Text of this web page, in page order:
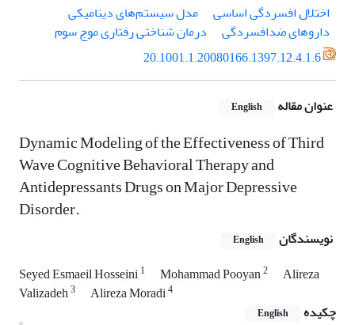
اختلال افسردگی اساسی
مدل سیستم‌های دینامیکی
داروهای ضد‌افسردگی
درمان شناختی رفتاری موج سوم
20.1001.1.20080166.1397.12.4.1.6
عنوان مقاله English
Dynamic Modeling of the Effectiveness of Third
Wave Cognitive Behavioral Therapy and
Antidepressants Drugs on Major Depressive
Disorder.
نویسندگان English
Seyed Esmaeil Hosseini1 Mohammad Pooyan2
Alireza
Valizadeh3 Alireza Moradi4
چکیده English